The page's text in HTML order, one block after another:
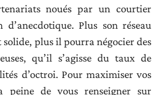
noués par un courtier
Plus son réseau
solide, plus il pourra négocier des
qu’il s’agisse du taux de
d’octroi. Pour maximiser vos
peine de vous renseigner sur